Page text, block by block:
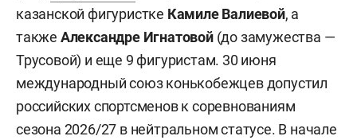
казанской фигуристке Камиле Валиевой, а
также Александре Игнатовой(до замужества —
Трусовой) и еще 9 фигуристам. 30 июня
международный союз конькобежцев допустил
российских спортсменов к соревнованиям
сезона 2026/27 в нейтральном статусе. В начале